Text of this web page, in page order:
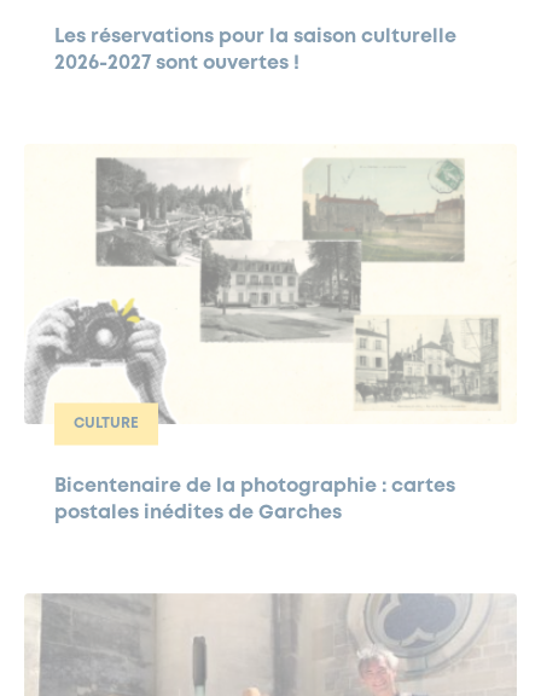
Les réservations pour la saison culturelle
2026-2027 sont ouvertes !
CULTURE
Bicentenaire de la photographie : cartes
postales inédites de Garches